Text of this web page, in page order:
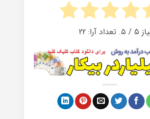
5/ ۵. تعداد آرا: 22